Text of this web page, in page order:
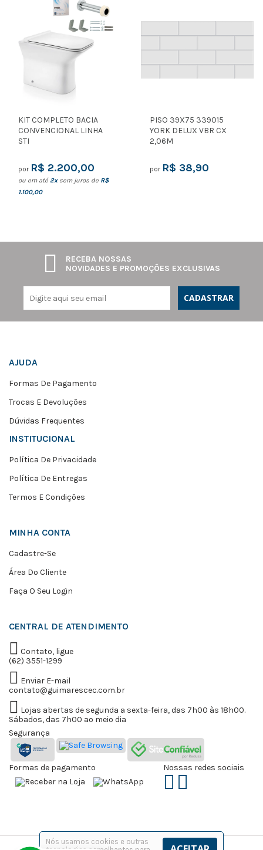
KIT COMPLETO BACIA
CONVENCIONAL LINHA
STI
por R$ 2.200,00
ou em até2xsem juros de R$
1.100,00
PISO 39X75 339015
YORK DELUX VBR CX
2,06M
por R$ 38,90
RECEBA NOSSAS
NOVIDADES E PROMOÇÕES EXCLUSIVAS
CADASTRAR
AJUDA
Formas De Pagamento
Trocas E Devoluções
Dúvidas Frequentes
INSTITUCIONAL
Política De Privacidade
Política De Entregas
Termos E Condições
MINHA CONTA
Cadastre-Se
Área Do Cliente
Faça O Seu Login
CENTRAL DE ATENDIMENTO
Contato, ligue
(62) 3551-1299
Enviar E-mail
contato@guimarescec.com.br
Lojas abertas de segunda a sexta-feira, das 7h00 às 18h00.
Sábados, das 7h00 ao meio dia
Segurança
Formas de pagamento Nossas redes sociais
Nós usamos cookies e outras